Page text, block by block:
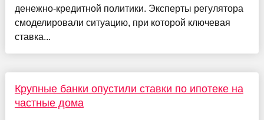
денежно-кредитной политики. Эксперты регулятора
смоделировали ситуацию, при которой ключевая
ставка...
Крупные банки опустили ставки по ипотеке на
частные дома